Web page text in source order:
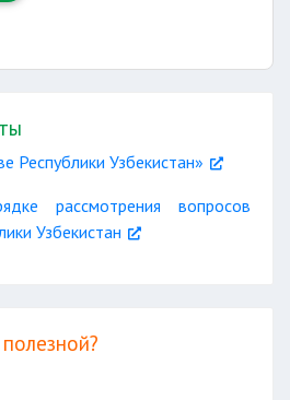
Республики Узбекистан»
рассмотрения вопросов
Узбекистан